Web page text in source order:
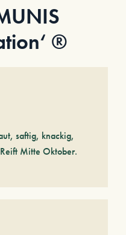
®
saftig, knackig,
Mitte Oktober.